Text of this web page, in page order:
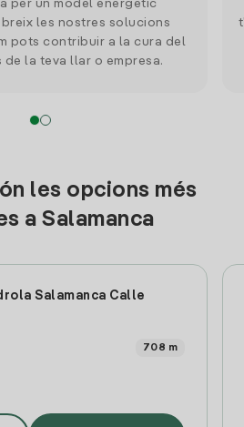
per un model energètic
les nostres solucions
pots contribuir a la cura del
de la teva llar o empresa.
les opcions més
a Salamanca
Salamanca Calle
708 m